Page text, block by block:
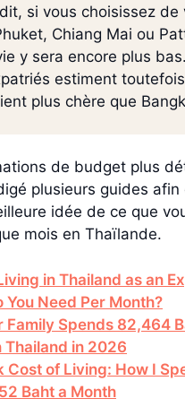
si vous choisissez de
Chiang Mai ou
y sera encore plus bas.
estiment
plus chère que
de budget plus
plusieurs guides afin
idée de ce que
mois en Thaïlande.
in Thailand as an
You Need Per Month?
Family Spends 82,464
Thailand in 2026
Cost of Living: How I
Baht a Month